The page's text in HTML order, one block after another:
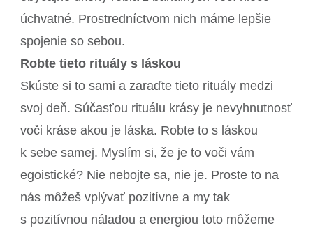
úchvatné. Prostredníctvom nich máme lepšie
spojenie so sebou.
Robte tieto rituály s láskou
Skúste si to sami a zaraďte tieto rituály medzi
svoj deň. Súčasťou rituálu krásy je nevyhnutnosť
voči kráse akou je láska. Robte to s láskou
k sebe samej. Myslím si, že je to voči vám
egoistické? Nie nebojte sa, nie je. Proste to na
nás môžeš vplývať pozitívne a my tak
s pozitívnou náladou a energiou toto môžeme